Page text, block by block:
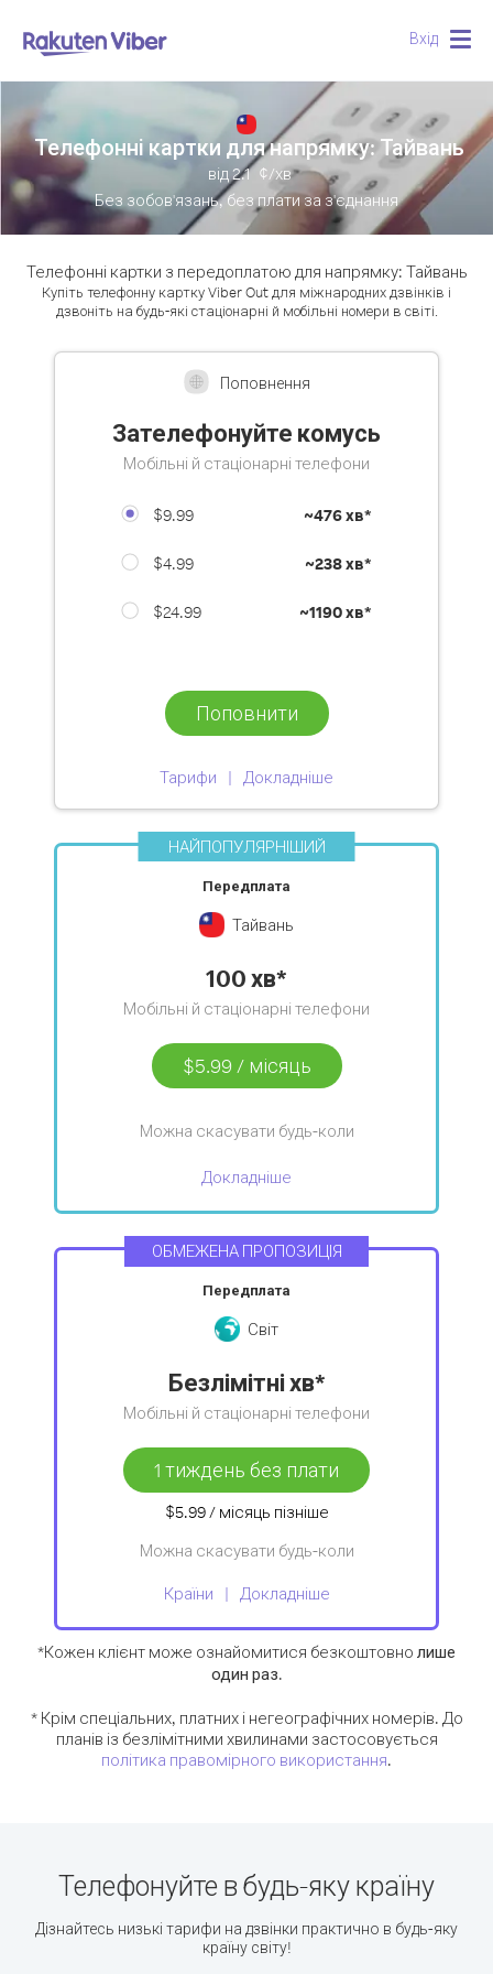
Вхід
Телефонні картки для напрямку: Тайвань
від 2.1 ¢/хв
Без зобов'язань, без плати за з'єднання
Телефонні картки з передоплатою для напрямку: Тайвань
Купіть телефонну картку Viber Out для міжнародних дзвінків і
дзвоніть на будь-які стаціонарні й мобільні номери в світі.
Поповнення
Зателефонуйте комусь
Мобільні й стаціонарні телефони
$9.99 ~476 хв*
$4.99 ~238 хв*
$24.99 ~1190 хв*
Поповнити
Тарифи Докладніше
НАЙПОПУЛЯРНІШИЙ
Передплата
Тайвань
100 хв*
Мобільні й стаціонарні телефони
$5.99 / місяць
Можна скасувати будь-коли
Докладніше
ОБМЕЖЕНА ПРОПОЗИЦІЯ
Передплата
Світ
Безлімітні хв*
Мобільні й стаціонарні телефони
1 тиждень без плати
$5.99/ місяць пізніше
Можна скасувати будь-коли
Країни Докладніше
*Кожен клієнт може ознайомитися безкоштовно лише
один раз.
* Крім спеціальних, платних і негеографічних номерів. До
планів із безлімітними хвилинами застосовується
політика правомірного використання.
Телефонуйте в будь-яку країну
Дізнайтесь низькі тарифи на дзвінки практично в будь-яку
країну світу!